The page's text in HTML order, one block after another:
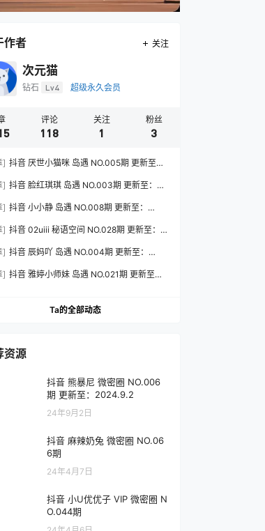
作者 关注
次元猫
钻石 Lv4 超级永久会员
评论
118
关注
1
粉丝
3
] 抖音 厌世小猫咪 岛遇 NO.005期 更新至：
] 抖音 脸红琪琪 岛遇 NO.003期 更新至：
] 抖音 小小静 岛遇 NO.008期 更新至：
] 抖音 02uiii 秘语空间 NO.028期 更新至：
] 抖音 辰妈吖 岛遇 NO.004期 更新至：
] 抖音 雅婷小师妹 岛遇 NO.021期 更新至：
Ta的全部动态
资源
抖音 熊暴尼 微密圈 NO.006
期 更新至：2024.9.2
24年9月2日
抖音 麻辣奶兔 微密圈 NO.06
6期
24年4月7日
抖音 小U优优子 VIP 微密圈 N
O.044期